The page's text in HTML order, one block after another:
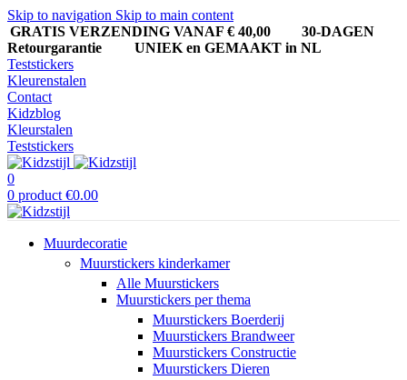
Skip to navigation Skip to main content
GRATIS VERZENDING VANAF € 40,00
30-DAGEN
Retourgarantie UNIEK en GEMAAKT in NL
Teststickers
Kleurenstalen
Contact
Kidzblog
Kleurstalen
Teststickers
0
0 product €0.00
Muurdecoratie
Muurstickers kinderkamer
Alle Muurstickers
Muurstickers per thema
Muurstickers Boerderij
Muurstickers Brandweer
Muurstickers Constructie
Muurstickers Dieren